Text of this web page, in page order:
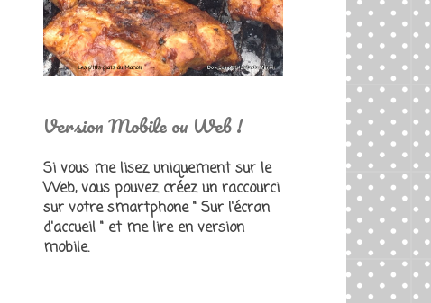
Version Mobile ou Web !
Si vous me lisez uniquement sur le
Web, vous pouvez créez un raccourci
sur votre smartphone " Sur l'écran
d'accueil " et me lire en version
mobile.